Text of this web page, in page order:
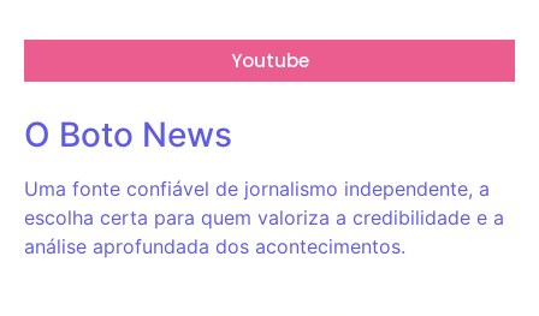
Youtube
O Boto News
Uma fonte confiável de jornalismo independente, a
escolha certa para quem valoriza a credibilidade e a
análise aprofundada dos acontecimentos.